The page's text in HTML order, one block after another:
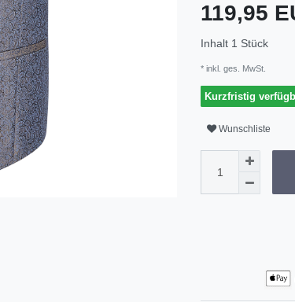
119,95
Inhalt 1 Stück
* inkl. ges. MwSt.
Kurzfristig
Wunschliste